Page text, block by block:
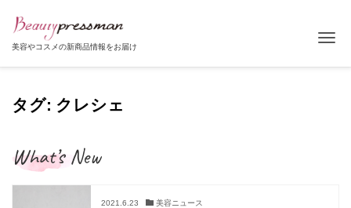
美容やコスメの新商品情報をお届け
タグ: クレシェ
What’s New
2021.6.23 美容ニュース